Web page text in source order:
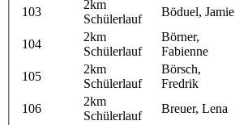
103
2km
Schülerlauf
Böduel, Jamie
104
2km
Schülerlauf
Börner,
Fabienne
105
2km
Schülerlauf
Börsch,
Fredrik
106
2km
Schülerlauf
Breuer, Lena